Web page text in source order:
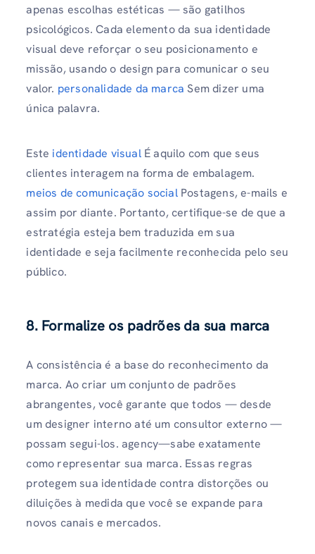
apenas escolhas estéticas — são gatilhos
psicológicos. Cada elemento da sua identidade
visual deve reforçar o seu posicionamento e
missão, usando o design para comunicar o seu
valor. personalidade da marcaSem dizer uma
única palavra.
Este identidade visualÉ aquilo com que seus
clientes interagem na forma de embalagem.
meios de comunicação socialPostagens, e-mails e
assim por diante. Portanto, certifique-se de que a
estratégia esteja bem traduzida em sua
identidade e seja facilmente reconhecida pelo seu
público.
8. Formalize os padrões da sua marca
A consistência é a base do reconhecimento da
marca. Ao criar um conjunto de padrões
abrangentes, você garante que todos — desde
um designer interno até um consultor externo —
possam segui-los. agency—sabe exatamente
como representar sua marca. Essas regras
protegem sua identidade contra distorções ou
diluições à medida que você se expande para
novos canais e mercados.